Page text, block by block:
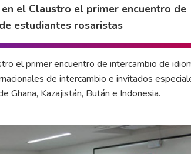
el Claustro el primer encuentro de
estudiantes rosaristas
el primer encuentro de intercambio de
de intercambio e invitados
Ghana, Kazajistán, Bután e Indonesia.